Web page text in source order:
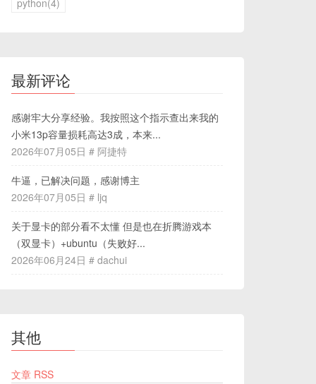
python(4)
最新评论
感谢牢大分享经验。我按照这个指示查出来我的
小米13p容量损耗高达3成，本来...
2026年07月05日 # 阿捷特
牛逼，已解决问题，感谢博主
2026年07月05日 # ljq
关于显卡的部分看不太懂 但是也在折腾游戏本
（双显卡）+ubuntu（失败好...
2026年06月24日 # dachui
其他
文章 RSS